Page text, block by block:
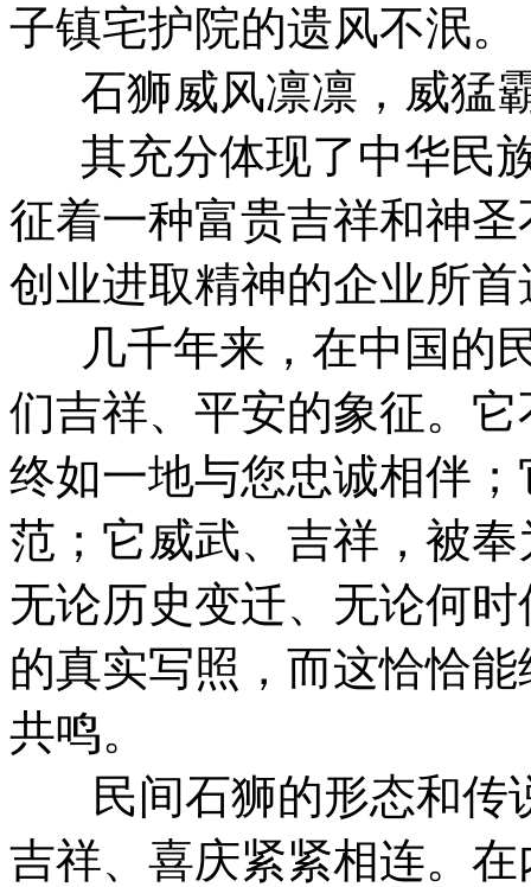
子镇宅护院的遗风不泯。
石狮威风凛凛，威猛
其充分体现了中华民
征着一种富贵吉祥和神
创业进取精神的企业所
几千年来，在中国的
们吉祥、平安的象征。
终如一地与您忠诚相伴
范；它威武、吉祥，被
无论历史变迁、无论何
的真实写照，而这恰恰
共鸣。
民间石狮的形态和传
吉祥、喜庆紧紧相连。